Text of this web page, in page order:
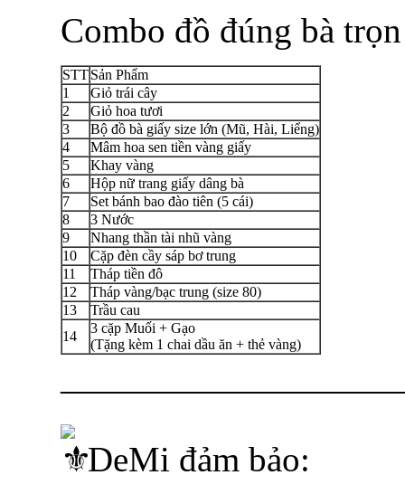
Combo đồ đúng bà
STTSản Phẩm
1
Giỏ trái cây
2
Giỏ hoa tươi
3
Bộ đồ bà giấy size lớn (Mũ, Hài, Liểng)
4
Mâm hoa sen tiền vàng giấy
5
Khay vàng
6
Hộp nữ trang giấy dâng bà
7
Set bánh bao đào tiên (5 cái)
8
3 Nước
9
Nhang thần tài nhũ vàng
10
Cặp đèn cầy sáp bơ trung
11
Tháp tiền đô
12
Tháp vàng/bạc trung (size 80)
13
Trầu cau
14
3 cặp Muối + Gạo
(Tặng kèm 1 chai dầu ăn + thẻ vàng)
DeMi đảm bảo: